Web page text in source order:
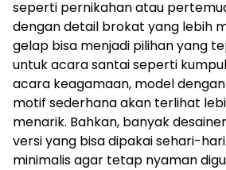
seperti pernikahan atau
dengan detail brokat yang lebih
gelap bisa menjadi pilihan yang
untuk acara santai seperti
acara keagamaan, model
motif sederhana akan terlihat
menarik. Bahkan, banyak
versi yang bisa dipakai sehari-
minimalis agar tetap nyaman